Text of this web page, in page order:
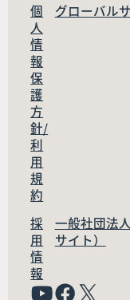
個
人
情
報
保
護
方
針/
利
用
規
約
グローバル
採
用
情
報
一般社団法
サイト）